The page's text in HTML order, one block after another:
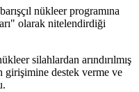
nükleer programına
olarak nitelendirdiği
silahlardan arındırılmış
girişimine destek verme ve